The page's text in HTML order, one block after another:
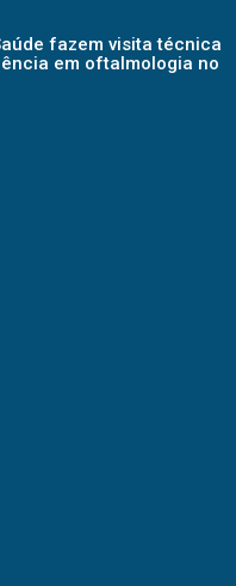
fazem visita técnica
em oftalmologia no